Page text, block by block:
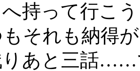
持って行こ
それも納得
りあと三話……